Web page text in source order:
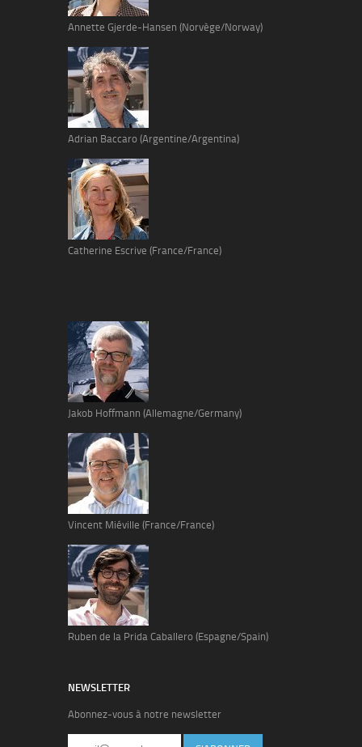
Annette Gjerde-Hansen (Norvège/Norway)
Adrian Baccaro (Argentine/Argentina)
Catherine Escrive (France/France)
Jakob Hoffmann (Allemagne/Germany)
Vincent Miéville (France/France)
Ruben de la Prida Caballero (Espagne/Spain)
NEWSLETTER
Abonnez-vous à notre newsletter